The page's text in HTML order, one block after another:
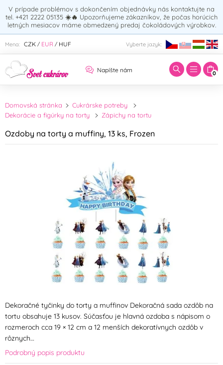
V prípade problémov s dokončením objednávky nás kontaktujte na
tel. +421 2222 05135 ☀️🔥 Upozorňujeme zákazníkov, že počas horúcich
letných mesiacov máme obmedzený predaj čokoládových výrobkov.
Mena: CZK / EUR / HUF Vyberte jazyk:
Napíšte nám 0
Zadajte hľadaný výraz:
Domovská stránka
Cukrárske potreby
Dekorácie a figúrky na torty
Zápichy na tortu
Ozdoby na torty a muffiny, 13 ks, Frozen
Dekoračné tyčinky do torty a muffinov Dekoračná sada ozdôb na
tortu obsahuje 13 kusov. Súčasťou je hlavná ozdoba s nápisom o
rozmeroch cca 19 × 12 cm a 12 menších dekoratívnych ozdôb v
rôznych…
Podrobný popis produktu